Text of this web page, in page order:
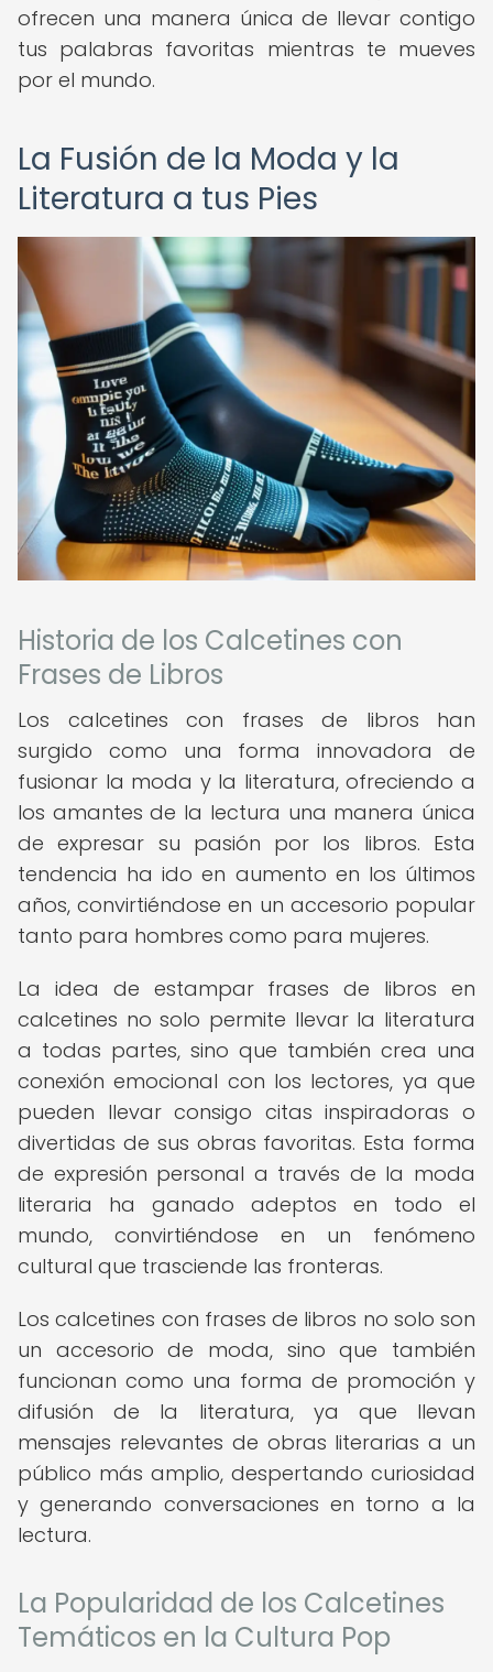
ofrecen una manera única de llevar contigo
tus palabras favoritas mientras te mueves
por el mundo.
La Fusión de la Moda y la
Literatura a tus Pies
Historia de los Calcetines con
Frases de Libros
Los calcetines con frases de libros han
surgido como una forma innovadora de
fusionar la moda y la literatura, ofreciendo a
los amantes de la lectura una manera única
de expresar su pasión por los libros. Esta
tendencia ha ido en aumento en los últimos
años, convirtiéndose en un accesorio popular
tanto para hombres como para mujeres.
La idea de estampar frases de libros en
calcetines no solo permite llevar la literatura
a todas partes, sino que también crea una
conexión emocional con los lectores, ya que
pueden llevar consigo citas inspiradoras o
divertidas de sus obras favoritas. Esta forma
de expresión personal a través de la moda
literaria ha ganado adeptos en todo el
mundo, convirtiéndose en un fenómeno
cultural que trasciende las fronteras.
Los calcetines con frases de libros no solo son
un accesorio de moda, sino que también
funcionan como una forma de promoción y
difusión de la literatura, ya que llevan
mensajes relevantes de obras literarias a un
público más amplio, despertando curiosidad
y generando conversaciones en torno a la
lectura.
La Popularidad de los Calcetines
Temáticos en la Cultura Pop